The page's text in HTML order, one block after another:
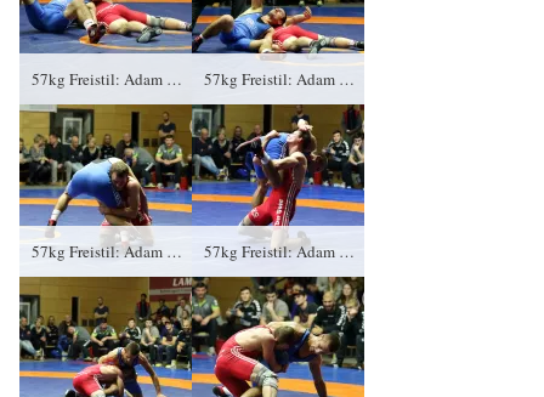
57kg Freistil: Adam Bienkowski, KFC Leipzig gegen Vladimir Condreanu (blaues Trikot), RSV Rotation Greiz 0:2/PS/6:12/06:00 57kg Freistil: Adam Bienkowski, KFC Leipzig gegen Vladimir Condreanu (blaues Trikot), RSV Rotation Greiz 0:2/PS/6:12/06:00
57kg Freistil: Adam Bienkowski, KFC Leipzig gegen Vladimir Condreanu (blaues Trikot), RSV Rotation Greiz 0:2/PS/6:12/06:00 57kg Freistil: Adam Bienkowski, KFC Leipzig gegen Vladimir Condreanu (blaues Trikot), RSV Rotation Greiz 0:2/PS/6:12/06:00